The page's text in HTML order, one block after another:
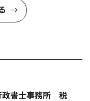
政書士事務所 税